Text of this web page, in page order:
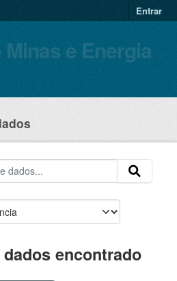
Entrar
e Energia
encontrado